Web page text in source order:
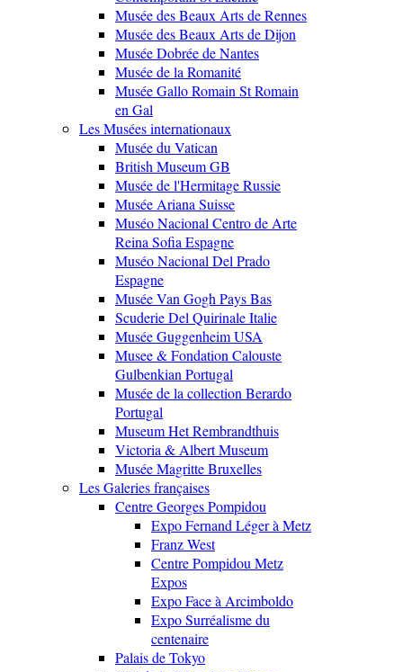
Musée des Beaux Arts de Rennes
Musée des Beaux Arts de Dijon
Musée Dobrée de Nantes
Musée de la Romanité
Musée Gallo Romain St Romain
en Gal
Les Musées internationaux
Musée du Vatican
British Museum GB
Musée de l'Hermitage Russie
Musée Ariana Suisse
Muséo Nacional Centro de Arte
Reina Sofia Espagne
Muséo Nacional Del Prado
Espagne
Musée Van Gogh Pays Bas
Scuderie Del Quirinale Italie
Musée Guggenheim USA
Musee & Fondation Calouste
Gulbenkian Portugal
Musée de la collection Berardo
Portugal
Museum Het Rembrandthuis
Victoria & Albert Museum
Musée Magritte Bruxelles
Les Galeries françaises
Centre Georges Pompidou
Expo Fernand Léger à Metz
Franz West
Centre Pompidou Metz
Expos
Expo Face à Arcimboldo
Expo Surréalisme du
centenaire
Palais de Tokyo